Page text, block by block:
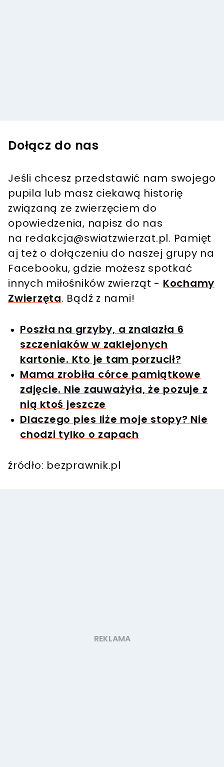
Dołącz do nas
Jeśli chcesz przedstawić nam swojego
pupila lub masz ciekawą historię
związaną ze zwierzęciem do
opowiedzenia, napisz do nas
na redakcja@swiatzwierzat.pl. Pamięt
aj też o dołączeniu do naszej grupy na
Facebooku, gdzie możesz spotkać
innych miłośników zwierząt - Kochamy
Zwierzęta. Bądź z nami!
Poszła na grzyby, a znalazła 6
szczeniaków w zaklejonych
kartonie. Kto je tam porzucił?
Mama zrobiła córce pamiątkowe
zdjęcie. Nie zauważyła, że ​​pozuje z
nią ktoś jeszcze
Dlaczego pies liże moje stopy? Nie
chodzi tylko o zapach
źródło: bezprawnik.pl